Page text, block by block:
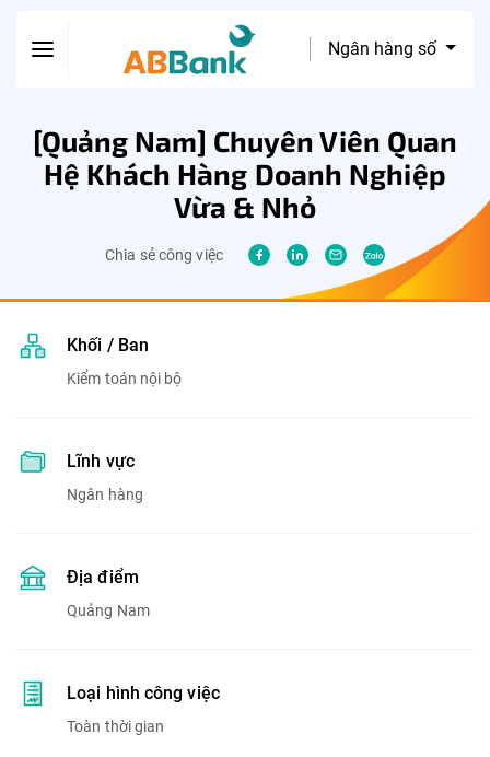
Ngân hàng số
[Quảng Nam] Chuyên Viên Quan
Hệ Khách Hàng Doanh Nghiệp
Vừa & Nhỏ
Chia sẻ công việc
Khối / Ban
Kiểm toán nội bộ
Lĩnh vực
Ngân hàng
Địa điểm
Quảng Nam
Loại hình công việc
Toàn thời gian